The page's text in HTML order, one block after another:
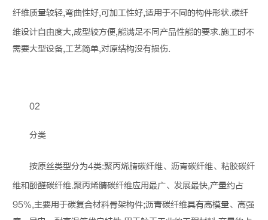
纤维质量较轻,弯曲性好,可加工性好,适用于不同的构件形状.碳纤
维设计自由度大,成型较方便,能满足不同产品性能的要求.施工时不
需要大型设备,工艺简单,对原结构没有损伤.
02
分类
按原丝类型分为4类:聚丙烯腈碳纤维、沥青碳纤维、粘胶碳纤
维和酚醛碳纤维.聚丙烯腈碳纤维应用最广、发展最快,产量约占
95%,主要用于碳复合材料骨架构件;沥青碳纤维具有高模量、高强